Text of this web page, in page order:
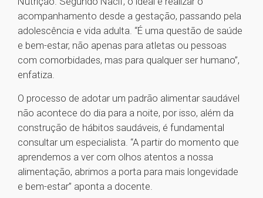
acompanhamento desde a gestação, passando pela
adolescência e vida adulta. “É uma questão de saúde
e bem-estar, não apenas para atletas ou pessoas
com comorbidades, mas para qualquer ser humano”,
enfatiza.
O processo de adotar um padrão alimentar saudável
não acontece do dia para a noite, por isso, além da
construção de hábitos saudáveis, é fundamental
consultar um especialista. “A partir do momento que
aprendemos a ver com olhos atentos a nossa
alimentação, abrimos a porta para mais longevidade
e bem-estar” aponta a docente.